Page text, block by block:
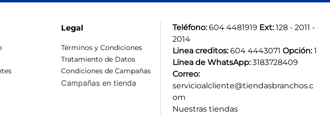
Legal
Términos y Condiciones
Tratamiento de Datos
Condiciones de Campañas
Campañas en tienda
Teléfono: 604 4481919 Ext: 128 - 2011 -
2014
Linea creditos: 604 4443071 Opción: 1
Línea de WhatsApp: 3183728409
Correo:
servicioalcliente@tiendasbranchos.c
om
Nuestras tiendas